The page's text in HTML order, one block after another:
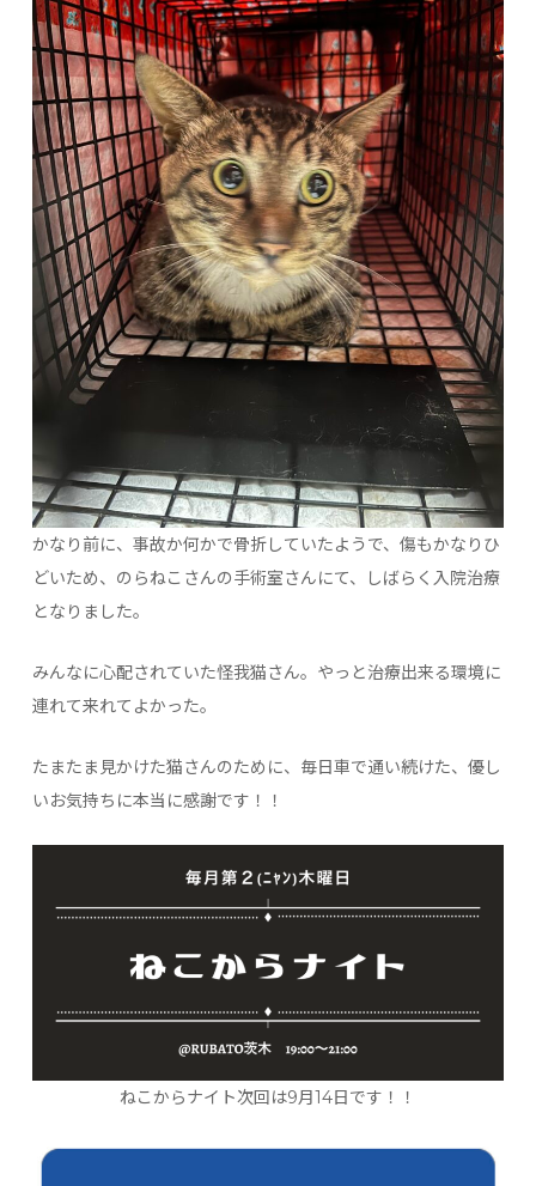
かなり前に、事故か何かで骨折していたようで、傷もかなりひ
どいため、のらねこさんの手術室さんにて、しばらく入院治療
となりました。
みんなに心配されていた怪我猫さん。やっと治療出来る環境に
連れて来れてよかった。
たまたま見かけた猫さんのために、毎日車で通い続けた、優し
いお気持ちに本当に感謝です！！
ねこからナイト次回は9月14日です！！